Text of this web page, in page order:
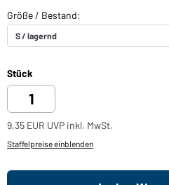
Stück
9,35 EUR UVP inkl. MwSt.
Staffelpreise einblenden